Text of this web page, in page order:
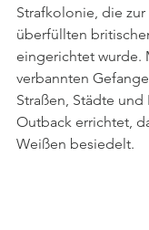
Strafkolonie, die
überfüllten
eingerichtet wurde.
verbannten
Straßen, Städte und
Outback errichtet,
Weißen besiedelt.